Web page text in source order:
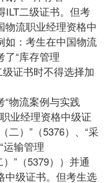
ILT二级证书。但考
物流职业经理资格中
如：考生在中国物流
“库存管理
级证书时不得选择加
物流案例与实践
业经理资格中级证
二）”（5376）、“采
运输管理
）”（5379））并通
中级证书。但考生选